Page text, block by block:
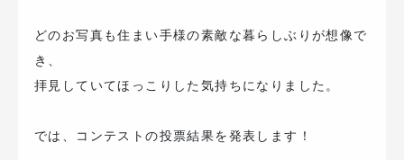
どのお写真も住まい手様の素敵な暮らしぶりが想像で
き、
拝見していてほっこりした気持ちになりました。
では、コンテストの投票結果を発表します！